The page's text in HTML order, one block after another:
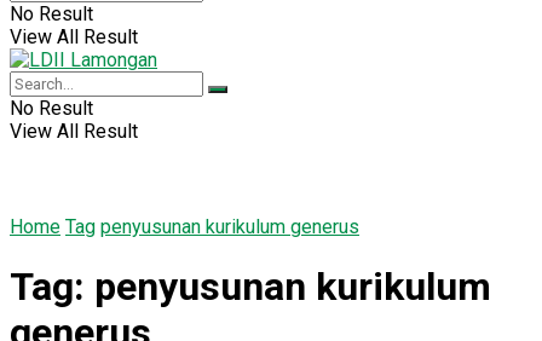
No Result
View All Result
No Result
View All Result
Home Tag penyusunan kurikulum generus
Tag: penyusunan kurikulum